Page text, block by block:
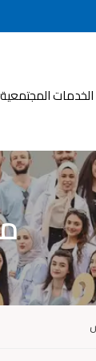
الخدمات المجتمعية